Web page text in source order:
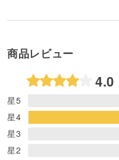
商品レビュー
4.0
星5
星4
星3
星2